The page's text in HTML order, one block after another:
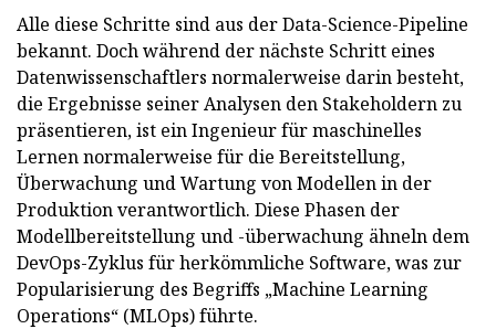
Alle diese Schritte sind aus der Data-Science-Pipeline
bekannt. Doch während der nächste Schritt eines
Datenwissenschaftlers normalerweise darin besteht,
die Ergebnisse seiner Analysen den Stakeholdern zu
präsentieren, ist ein Ingenieur für maschinelles
Lernen normalerweise für die Bereitstellung,
Überwachung und Wartung von Modellen in der
Produktion verantwortlich. Diese Phasen der
Modellbereitstellung und -überwachung ähneln dem
DevOps-Zyklus für herkömmliche Software, was zur
Popularisierung des Begriffs „Machine Learning
Operations“ (MLOps) führte.